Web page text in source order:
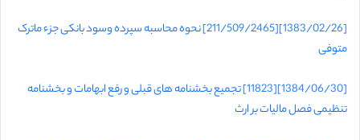
[1383/02/26][211/509/2465] نحوه محاسبه سپرده وسود بانکی جزء ماترک
متوفی
[1384/06/30][11823] تجمیع بخشنامه های قبلی و رفع ابهامات و بخشنامه
تنظیمی فصل مالیات بر ارث